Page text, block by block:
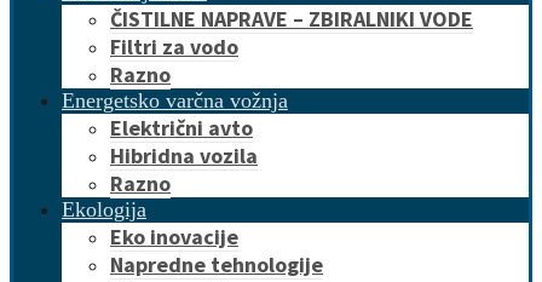
ČISTILNE NAPRAVE – ZBIRALNIKI VODE
Filtri za vodo
Razno
Energetsko varčna vožnja
Električni avto
Hibridna vozila
Razno
Ekologija
Eko inovacije
Napredne tehnologije